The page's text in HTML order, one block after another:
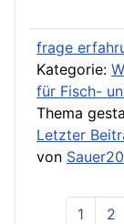
frage
Kategorie:
für Fisch-
Thema
Letzter
von
1 2